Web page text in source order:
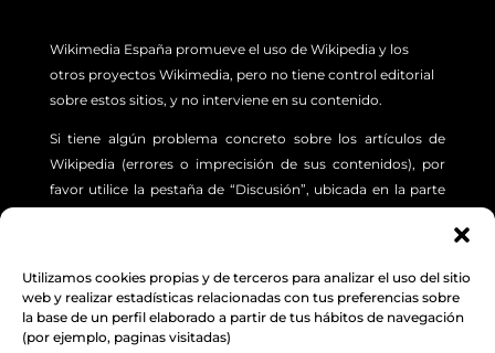
Utilizamos cookies propias y de terceros para analizar el uso del sitio
web y realizar estadísticas relacionadas con tus preferencias sobre
la base de un perfil elaborado a partir de tus hábitos de navegación
(por ejemplo, paginas visitadas)
Wikimedia España promueve el uso de Wikipedia y los
otros proyectos Wikimedia, pero no tiene control editorial
sobre estos sitios, y no interviene en su contenido.
Si tiene algún problema concreto sobre los artículos de
Wikipedia (errores o imprecisión de sus contenidos), por
favor utilice la pestaña de “Discusión”, ubicada en la parte
Aviso Legal,Protección de DatosyPolítica de
cookies